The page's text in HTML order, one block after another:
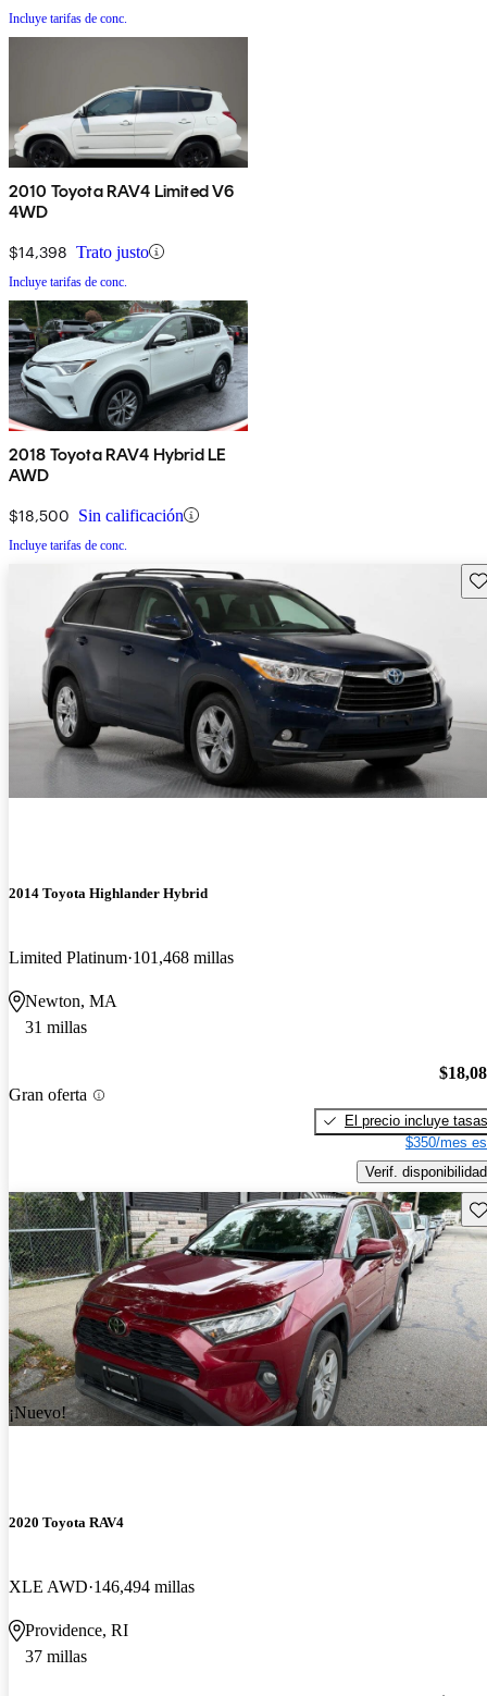
Incluye tarifas de conc.
2010 Toyota RAV4 Limited V6
4WD
$14,398 Trato justo
Incluye tarifas de conc.
2018 Toyota RAV4 Hybrid LE
AWD
$18,500 Sin calificación
Incluye tarifas de conc.
2014 Toyota Highlander Hybrid
Limited Platinum 101,468 millas
Newton, MA
31 millas
Gran oferta
El precio incluye tasas
$350/mes
Verif. disponibilidad
¡Nuevo!
2020 Toyota RAV4
XLE AWD 146,494 millas
Providence, RI
37 millas